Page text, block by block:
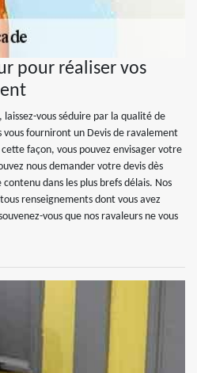
pour réaliser vos
laissez-vous séduire par la qualité de
fourniront un Devis de ravalement
façon, vous pouvez envisager votre
nous demander votre devis dès
dans les plus brefs délais. Nos
renseignements dont vous avez
vous que nos ravaleurs ne vous